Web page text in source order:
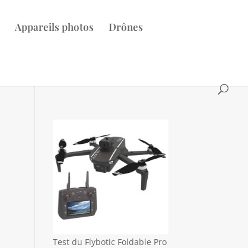
Appareils photos Drônes
Test du Flybotic Foldable Pro